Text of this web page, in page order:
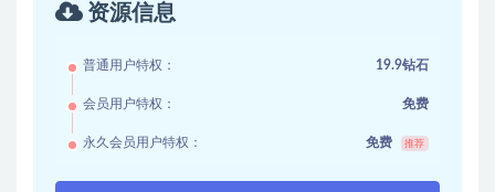
资源信息
普通用户特权： 19.9钻石
会员用户特权： 免费
永久会员用户特权： 免费 推荐